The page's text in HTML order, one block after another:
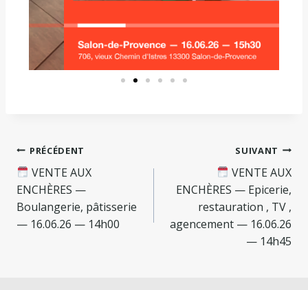
PRÉCÉDENT
VENTE AUX
ENCHÈRES —
Boulangerie, pâtisserie
— 16.06.26 — 14h00
SUIVANT
VENTE AUX
ENCHÈRES — Epicerie,
restauration , TV ,
agencement — 16.06.26
— 14h45